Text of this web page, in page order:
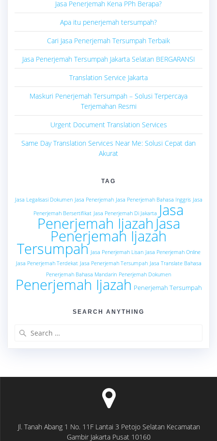
Jasa Penerjemah Kena PPh Berapa?
Apa itu penerjemah tersumpah?
Cari Jasa Penerjemah Tersumpah Terbaik
Jasa Penerjemah Tersumpah Jakarta Selatan BERGARANSI
Translation Service Jakarta
Maskuri Penerjemah Tersumpah – Solusi Terpercaya
Terjemahan Resmi
Urgent Document Translation Services
Same Day Translation Services Near Me: Solusi Cepat dan
Akurat
TAG
Jasa Legalisasi Dokumen Jasa Penerjemah Jasa Penerjemah Bahasa Inggris Jasa
Penerjemah Bersertifikat Jasa Penerjemah Di Jakarta Jasa
Penerjemah Ijazah Jasa
Penerjemah Ijazah
Tersumpah Jasa Penerjemah Lisan Jasa Penerjemah Online
Jasa Penerjemah Terdekat Jasa Penerjemah Tersumpah Jasa Translate Bahasa
Penerjemah Bahasa Mandarin Penerjemah Dokumen
Penerjemah Ijazah Penerjemah Tersumpah
SEARCH ANYTHING
Jl. Tanah Abang 1 No. 11F Lantai 3 Petojo Selatan Kecamatan
Gambir Jakarta Pusat 10160